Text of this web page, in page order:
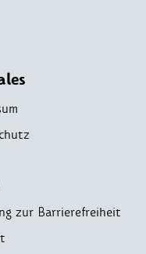
zur Barrierefreiheit